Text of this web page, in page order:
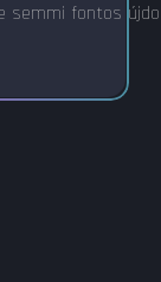
semmi fontos